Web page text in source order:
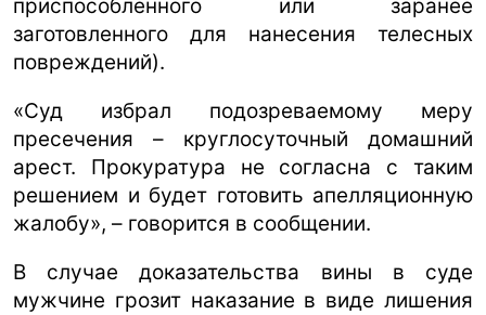
приспособленного или заранее
заготовленного для нанесения телесных
повреждений).
«Суд избрал подозреваемому меру
пресечения – круглосуточный домашний
арест. Прокуратура не согласна с таким
решением и будет готовить апелляционную
жалобу», – говорится в сообщении.
В случае доказательства вины в суде
мужчине грозит наказание в виде лишения